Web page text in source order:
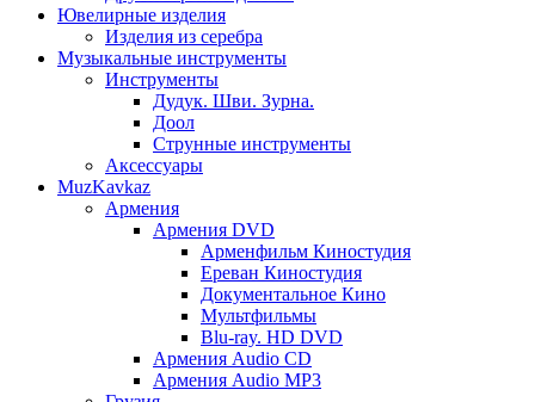
Ювелирные изделия
Изделия из серебра
Музыкальные инструменты
Инструменты
Дудук. Шви. Зурна.
Доол
Струнные инструменты
Аксессуары
MuzKavkaz
Армения
Армения DVD
Арменфильм Киностудия
Ереван Киностудия
Документальное Кино
Мультфильмы
Blu-ray. HD DVD
Армения Audio CD
Армения Audio MP3